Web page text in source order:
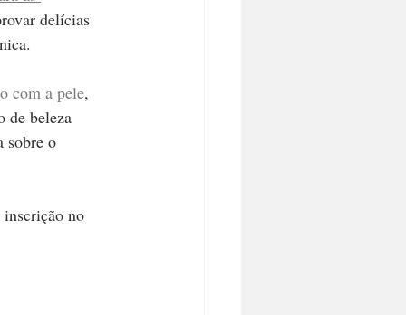
delícias
com a pele,
de beleza
sobre o
no